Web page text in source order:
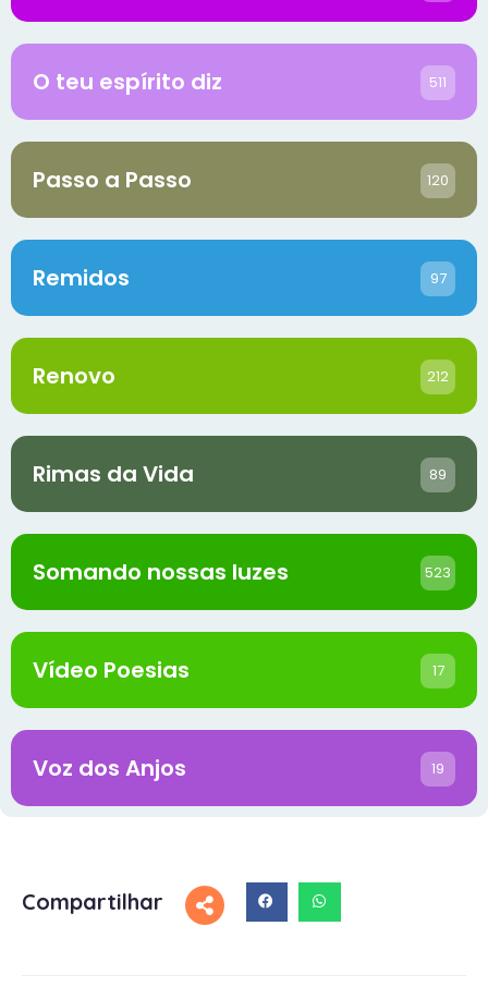
O teu espírito diz 511
Passo a Passo 120
Remidos 97
Renovo 212
Rimas da Vida 89
Somando nossas luzes 523
Vídeo Poesias 17
Voz dos Anjos 19
Compartilhar